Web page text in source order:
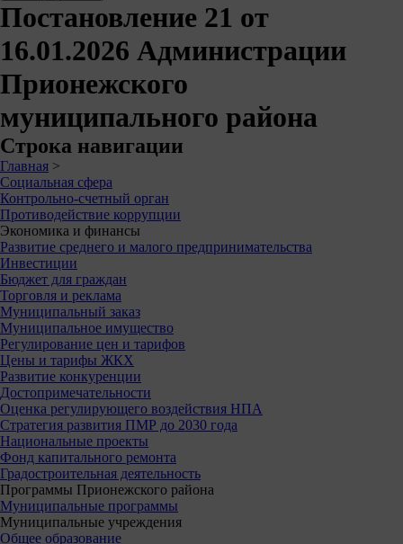
Постановление 21 от
16.01.2026 Администрации
Прионежского
муниципального района
Строка навигации
Главная >
Социальная сфера
Контрольно-счетный орган
Противодействие коррупции
Экономика и финансы
Развитие среднего и малого предпринимательства
Инвестиции
Бюджет для граждан
Торговля и реклама
Муниципальный заказ
Муниципальное имущество
Регулирование цен и тарифов
Цены и тарифы ЖКХ
Развитие конкуренции
Достопримечательности
Оценка регулирующего воздействия НПА
Стратегия развития ПМР до 2030 года
Национальные проекты
Фонд капитального ремонта
Градостроительная деятельность
Программы Прионежского района
Муниципальные программы
Муниципальные учреждения
Общее образование